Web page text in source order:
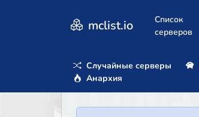
mclist.io
Список
серверов
Случайные серверы
Анархия